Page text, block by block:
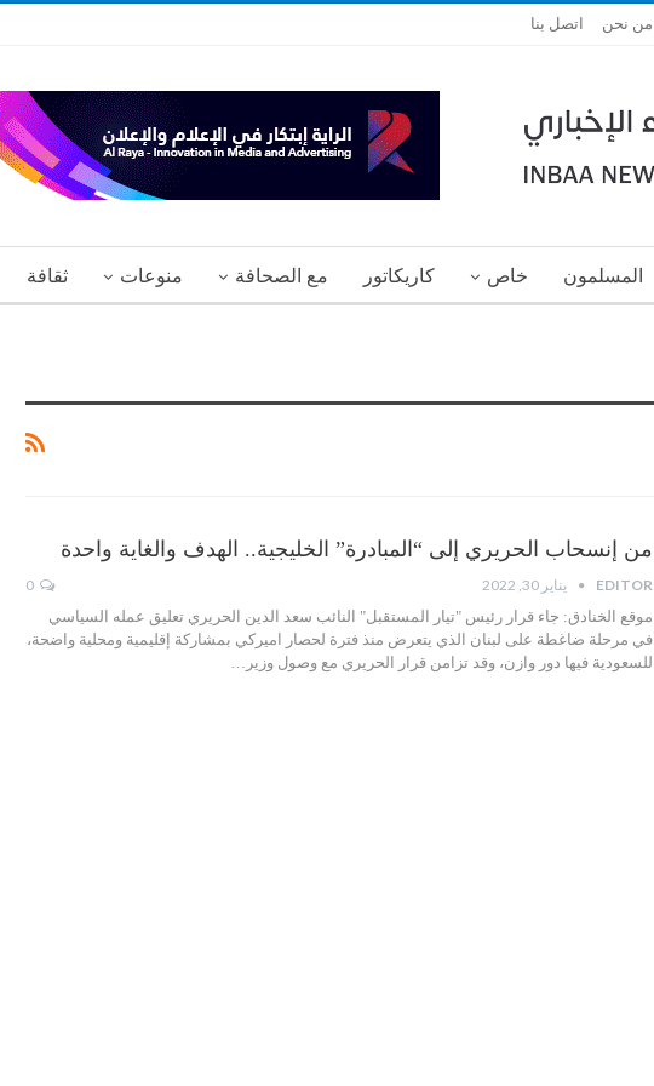
من نحن اتصل بنا
المسلمون خاص كاريكاتور مع الصحافة منوعات ثقافة
من إنسحاب الحريري إلى “المبادرة” الخليجية.. الهدف والغاية واحدة
EDITOR يناير 30, 2022
موقع الخنادق: جاء قرار رئيس "تيار المستقبل" النائب سعد الدين الحريري تعليق عمله السياسي
في مرحلة ضاغطة على لبنان الذي يتعرض منذ فترة لحصار اميركي بمشاركة إقليمية ومحلية واضحة،
للسعودية فيها دور وازن، وقد تزامن قرار الحريري مع وصول وزير…